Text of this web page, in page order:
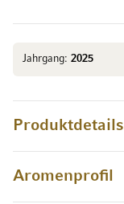
Jahrgang: 2025
Produktdetails
Aromenprofil